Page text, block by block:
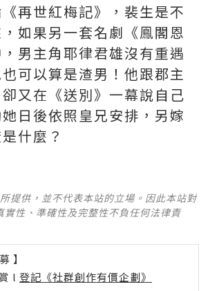
再世紅梅記》，裴生是不
如果另一套名劇《鳯閣恩
男主角耶律君雄沒有重遇
可以算是渣男！他跟郡主
又在《送別》一幕說自己
日後依照皇兄安排，另嫁
什麼？
提供，並不代表本站的立場。因此本站對
實性、準確性及完整性不負任何法律責
】
l 登記《社群創作有價企劃》